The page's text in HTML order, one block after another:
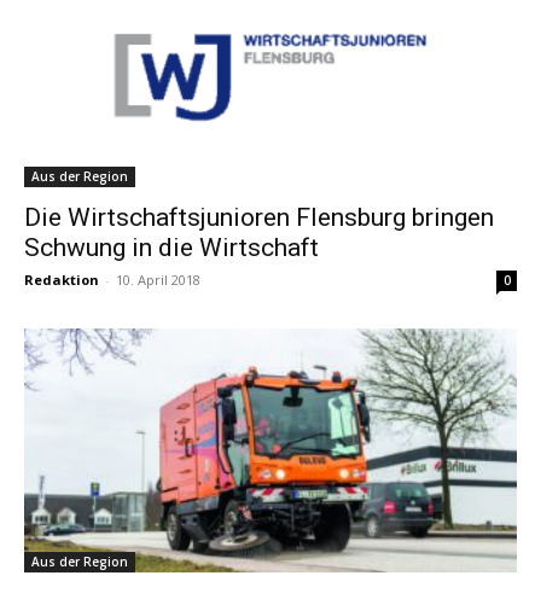
Aus der Region
Die Wirtschaftsjunioren Flensburg bringen
Schwung in die Wirtschaft
Redaktion - 10. April 2018 0
Aus der Region